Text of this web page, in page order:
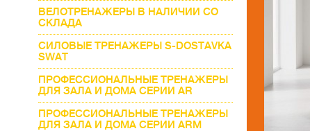
ВЕЛОТРЕНАЖЕРЫ В НАЛИЧИИ СО
СКЛАДА
СИЛОВЫЕ ТРЕНАЖЕРЫ S-DOSTAVKA
SWAT
ПРОФЕССИОНАЛЬНЫЕ ТРЕНАЖЕРЫ
ДЛЯ ЗАЛА И ДОМА СЕРИИ AR
ПРОФЕССИОНАЛЬНЫЕ ТРЕНАЖЕРЫ
ДЛЯ ЗАЛА И ДОМА СЕРИИ ARM